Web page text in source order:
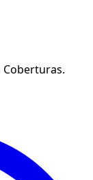
Coberturas.